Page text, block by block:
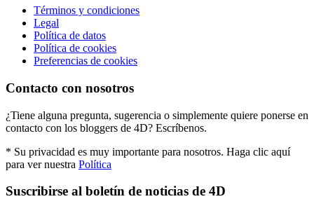
Términos y condiciones
Legal
Política de datos
Política de cookies
Preferencias de cookies
Contacto con nosotros
¿Tiene alguna pregunta, sugerencia o simplemente quiere ponerse en
contacto con los bloggers de 4D? Escríbenos.
* Su privacidad es muy importante para nosotros. Haga clic aquí
para ver nuestra Política
Suscribirse al boletín de noticias de 4D